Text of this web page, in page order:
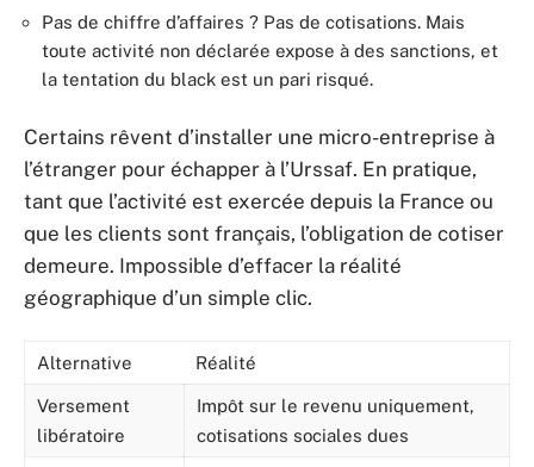
Pas de chiffre d’affaires ? Pas de cotisations. Mais
toute activité non déclarée expose à des sanctions, et
la tentation du black est un pari risqué.
Certains rêvent d’installer une micro-entreprise à
l’étranger pour échapper à l’Urssaf. En pratique,
tant que l’activité est exercée depuis la France ou
que les clients sont français, l’obligation de cotiser
demeure. Impossible d’effacer la réalité
géographique d’un simple clic.
Alternative Réalité
Versement
libératoire
Impôt sur le revenu uniquement,
cotisations sociales dues